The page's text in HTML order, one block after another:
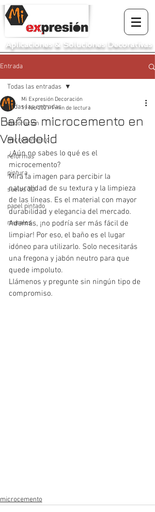
Aplicaciones & Soluciones Decorativas
Entrada
Todas las entradas
decoración
microcemento
reformas
pintura
suelos 3D
papel pintado
murales
Todas las entradas
Baños microcemento en
Valladolid
Mi Expresión Decoración
19 feb 2021 1 min de lectura
¿Aún no sabes lo qué es el
microcemento?
Mira la imagen para percibir la
naturalidad de su textura y la limpieza
de las líneas. Es el material con mayor
durabilidad y elegancia del mercado.
Además, ¡no podría ser más fácil de
limpiar! Por eso, el baño es el lugar
idóneo para utilizarlo. Solo necesitarás
una fregona y jabón neutro para que
quede impoluto.
Llámenos y pregunte sin ningún tipo de
compromiso.
microcemento